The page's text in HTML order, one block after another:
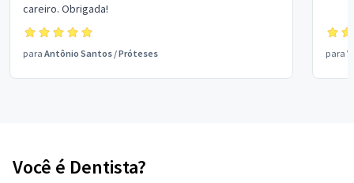
careiro. Obrigada!
para Antônio Santos /Próteses para
Você é Dentista?